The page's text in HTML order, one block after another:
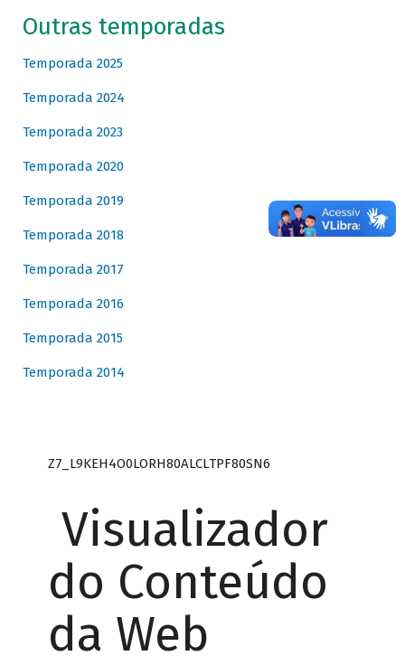
Outras temporadas
Temporada 2025
Temporada 2024
Temporada 2023
Temporada 2020
Temporada 2019
Temporada 2018
Temporada 2017
Temporada 2016
Temporada 2015
Temporada 2014
Z7_L9KEH4O0LORH80ALCLTPF80SN6
Visualizador
do Conteúdo
da Web